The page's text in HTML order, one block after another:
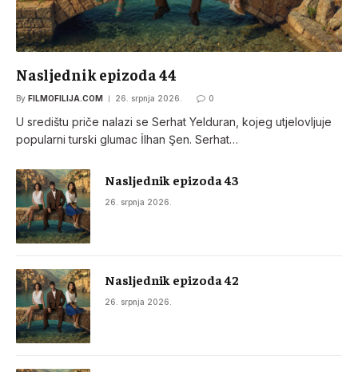
Nasljednik epizoda 44
By FILMOFILIJA.COM 26. srpnja 2026. 0
U središtu priče nalazi se Serhat Yelduran, kojeg utjelovljuje
popularni turski glumac İlhan Şen. Serhat…
Nasljednik epizoda 43
26. srpnja 2026.
Nasljednik epizoda 42
26. srpnja 2026.